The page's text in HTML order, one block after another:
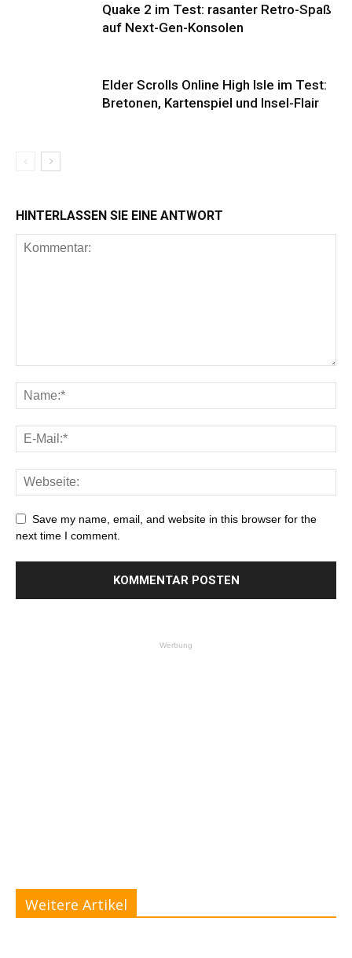
Quake 2 im Test: rasanter Retro-Spaß
auf Next-Gen-Konsolen
Elder Scrolls Online High Isle im Test:
Bretonen, Kartenspiel und Insel-Flair
HINTERLASSEN SIE EINE ANTWORT
Save my name, email, and website in this browser for the
next time I comment.
Werbung
Weitere Artikel